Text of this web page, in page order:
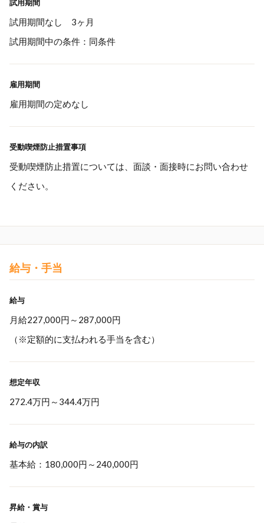
試用期間
試用期間なし 3ヶ月
試用期間中の条件：同条件
雇用期間
雇用期間の定めなし
受動喫煙防止措置事項
受動喫煙防止措置については、面談・面接時にお問い合わせ
ください。
給与・手当
給与
月給227,000円～287,000円
（※定額的に支払われる手当を含む）
想定年収
272.4万円 ～ 344.4万円
給与の内訳
基本給：180,000円～240,000円
昇給・賞与